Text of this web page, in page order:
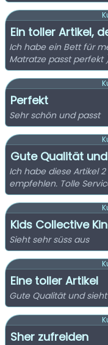
Ein toller Artikel,
Ich habe ein Bett für
Matratze passt perfekt
Perfekt
Sehr schön und passt
Gute Qualität
Ich habe diese Artikel
empfehlen. Tolle
Kids Collective
Sieht sehr süss aus
Eine toller Artikel
Gute Qualität und
Sher zufreiden